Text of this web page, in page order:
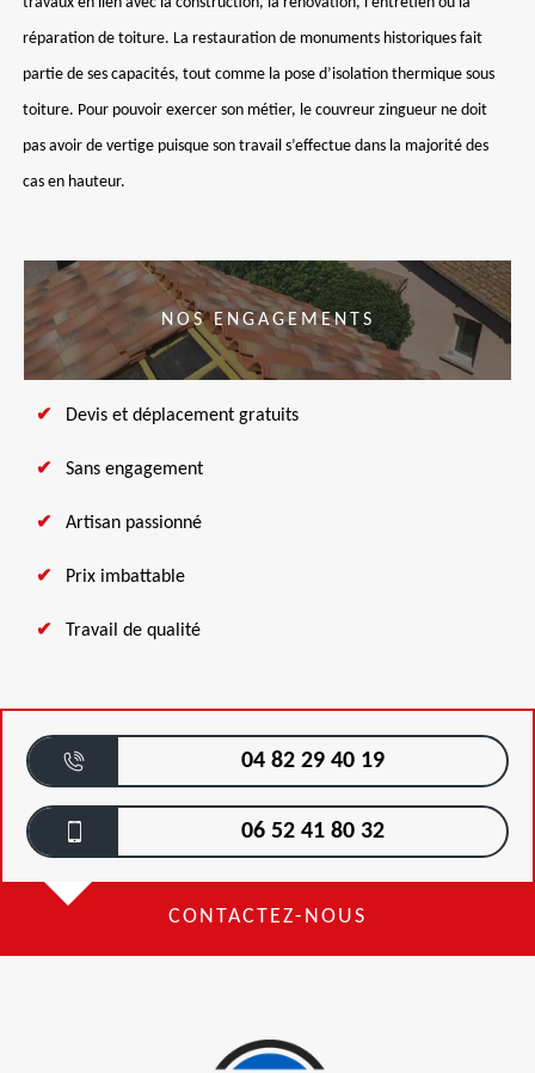
réparation de toiture. La restauration de monuments historiques fait
partie de ses capacités, tout comme la pose d’isolation thermique sous
toiture. Pour pouvoir exercer son métier, le couvreur zingueur ne doit
pas avoir de vertige puisque son travail s’effectue dans la majorité des
cas en hauteur.
NOS ENGAGEMENTS
Devis et déplacement gratuits
Sans engagement
Artisan passionné
Prix imbattable
Travail de qualité
04 82 29 40 19
06 52 41 80 32
CONTACTEZ-NOUS